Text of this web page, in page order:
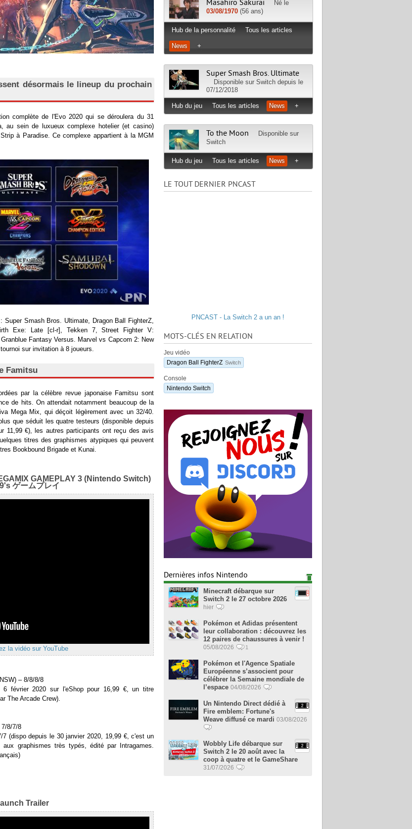
désormais le lineup du prochain
complète de l'Evo 2020 qui se déroulera du 31
au sein de luxueux complexe hotelier (et casino)
à Paradise. Ce complexe appartient à la MGM
Smash Bros. Ultimate, Dragon Ball FighterZ,
Exe: Late [cl-r], Tekken 7, Street Fighter V:
Fantasy Versus. Marvel vs Capcom 2: New
sur invitation à 8 joueurs.
Famitsu
par la célèbre revue japonaise Famitsu sont
de hits. On attendait notamment beaucoup de la
Mega Mix, qui déçoit légèrement avec un 32/40.
que séduit les quatre testeurs (disponible depuis
11,99 €), les autres participants ont reçu des avis
titres des graphismes atypiques qui peuvent
Bookbound Brigade et Kunai.
GAMEPLAY 3 (Nintendo Switch)
ゲームプレイ
la vidéo sur YouTube
– 8/8/8/8
6 février 2020 sur l'eShop pour 16,99 €, un titre
The Arcade Crew).
7/8/7/8
7 (dispo depuis le 30 janvier 2020, 19,99 €, c'est un
graphismes très typés, édité par Intragames.
Trailer
Masahiro Sakurai
Né le
03/08/1970 (56 ans)
Hub de la personnalité Tous les articles
News +
Super Smash Bros. Ultimate
Disponible sur Switch depuis le
07/12/2018
Hub du jeu Tous les articles News +
To the Moon
Disponible sur
Switch
Hub du jeu Tous les articles News +
LE TOUT DERNIER PNCAST
PNCAST - La Switch 2 a un an !
MOTS-CLÉS EN RELATION
Jeu vidéo
Dragon Ball FighterZ Switch
Console
Nintendo Switch
Dernières infos Nintendo
Minecraft débarque sur
Switch 2 le 27 octobre 2026
hier
Pokémon et Adidas présentent
leur collaboration : découvrez les
12 paires de chaussures à venir !
05/08/2026 1
Pokémon et l'Agence Spatiale
Européenne s’associent pour
célébrer la Semaine mondiale de
l’espace 04/08/2026
Un Nintendo Direct dédié à
Fire emblem: Fortune's
Weave diffusé ce mardi 03/08/2026
Wobbly Life débarque sur
Switch 2 le 20 août avec la
coop à quatre et le GameShare
31/07/2026